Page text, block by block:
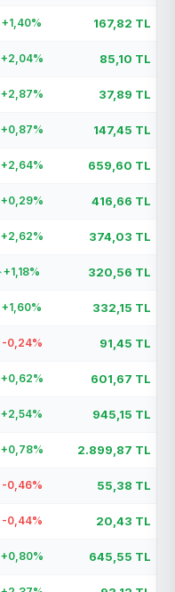
+1,40% 167,82 TL
+2,04% 85,10 TL
+2,87% 37,89 TL
+0,87% 147,45 TL
+2,64% 659,60 TL
+0,29% 416,66 TL
+2,62% 374,03 TL
+1,18% 320,56 TL
+1,60% 332,15 TL
-0,24% 91,45 TL
+0,62% 601,67 TL
+2,54% 945,15 TL
+0,78% 2.899,87 TL
-0,46% 55,38 TL
-0,44% 20,43 TL
+0,80% 645,55 TL